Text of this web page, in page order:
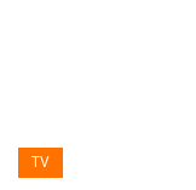
TV